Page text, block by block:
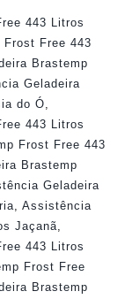
443 Litros
Free 443
Brastemp
Geladeira
do Ó
443 Litros
Frost Free 443
Brastemp
Geladeira
Assistência
Jaçanã
443 Litros
Frost Free
Brastemp